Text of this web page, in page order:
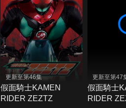
更新至第46集
假面騎士KAMEN
RIDER ZEZTZ
更新至第47
假面騎士
RIDER